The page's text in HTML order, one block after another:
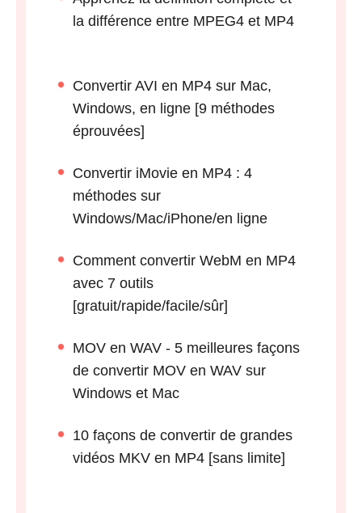
la différence entre MPEG4 et MP4
Convertir AVI en MP4 sur Mac,
Windows, en ligne [9 méthodes
éprouvées]
Convertir iMovie en MP4 : 4
méthodes sur
Windows/Mac/iPhone/en ligne
Comment convertir WebM en MP4
avec 7 outils
[gratuit/rapide/facile/sûr]
MOV en WAV - 5 meilleures façons
de convertir MOV en WAV sur
Windows et Mac
10 façons de convertir de grandes
vidéos MKV en MP4 [sans limite]